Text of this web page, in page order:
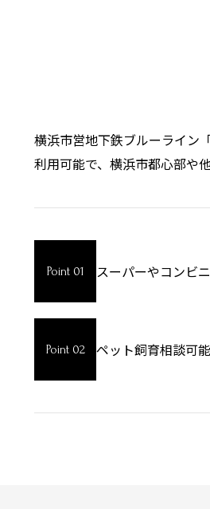
横浜市営地下鉄ブルーライン
利用可能で、横浜市都心部や
Point 01 スーパーやコンビ
Point 02 ペット飼育相談可